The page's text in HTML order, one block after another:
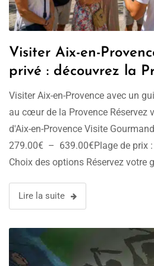
Visiter Aix-en-
privé : découvrez la
authentique
Visiter Aix-en-Provence avec un
au cœur de la Provence Réservez
d'Aix-en-Provence Visite
279.00€ – 639.00€Plage de prix
Choix des options Réservez votre
Lire la suite